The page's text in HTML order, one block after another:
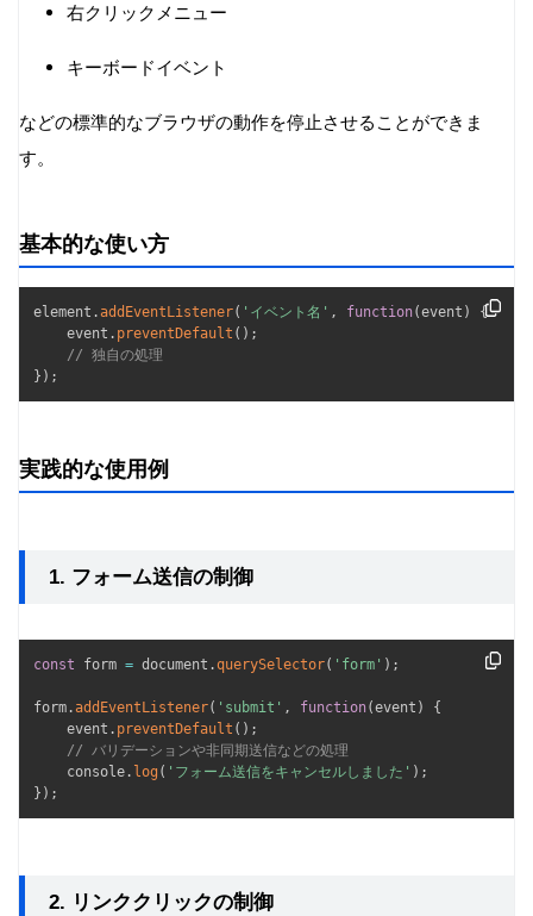
右クリックメニュー
キーボードイベント
などの標準的なブラウザの動作を停止させることができま
す。
基本的な使い方
element .addEventListener( 'イベント名' , function(event )
{
    event
. preventDefault ( ) ;
// 独自の処理
} ) ;
実践的な使用例
1. フォーム送信の制御
const form = document .querySelector( 'form' ) ;
form .addEventListener( 'submit' , function(event )
{
    event
. preventDefault ( ) ;
// バリデーションや非同期送信などの処理
    console
. log ( 'フォーム送信をキャンセルしました' ) ;
} ) ;
2. リンククリックの制御